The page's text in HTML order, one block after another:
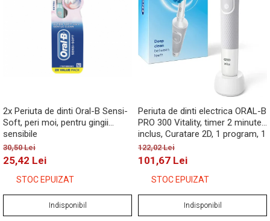
2x Periuta de dinti Oral-B Sensi-
Soft, peri moi, pentru gingii
sensibile
30,50 Lei
25,42 Lei
STOC EPUIZAT
Indisponibil
Periuta de dinti electrica ORAL-B
PRO 300 Vitality, timer 2 minute
inclus, Curatare 2D, 1 program, 1
capat, alb
122,02 Lei
101,67 Lei
STOC EPUIZAT
Indisponibil